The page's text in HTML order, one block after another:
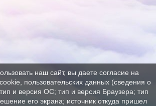
наш сайт, вы даете согласие на
пользовательских данных (сведения о
и версия ОС; тип и версия Браузера; тип
его экрана; источник откуда пришел